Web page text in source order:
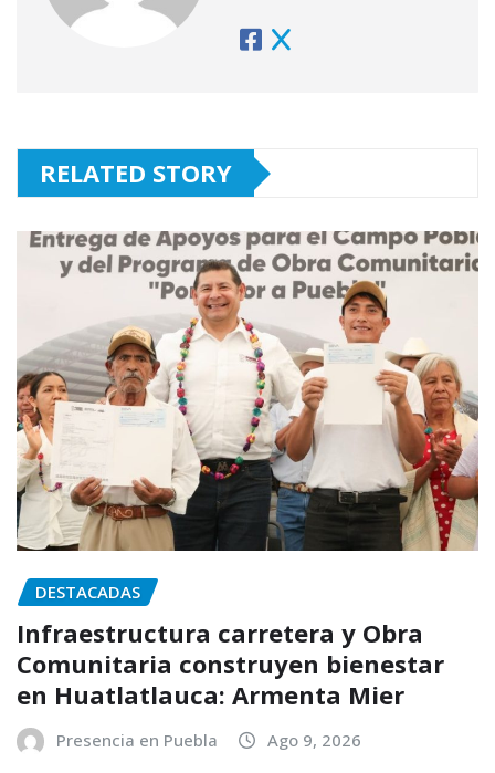
RELATED STORY
DESTACADAS
Infraestructura carretera y Obra
Comunitaria construyen bienestar
en Huatlatlauca: Armenta Mier
Presencia en Puebla Ago 9, 2026